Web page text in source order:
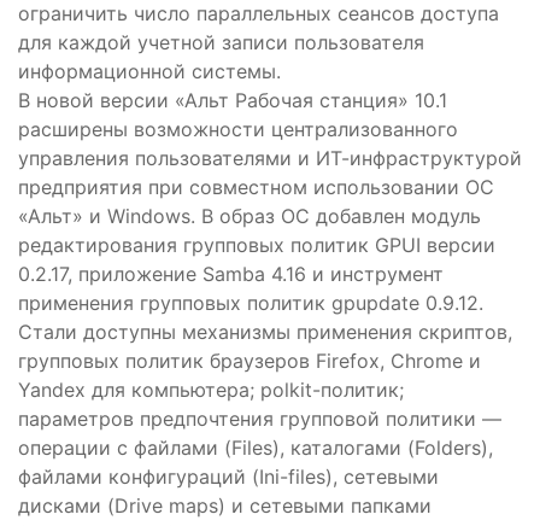
ограничить число параллельных сеансов доступа
для каждой учетной записи пользователя
информационной системы.
В новой версии «Альт Рабочая станция» 10.1
расширены возможности централизованного
управления пользователями и ИТ-инфраструктурой
предприятия при совместном использовании ОС
«Альт» и Windows. В образ ОС добавлен модуль
редактирования групповых политик GPUI версии
0.2.17, приложение Samba 4.16 и инструмент
применения групповых политик gpupdate 0.9.12.
Стали доступны механизмы применения скриптов,
групповых политик браузеров Firefox, Chrome и
Yandex для компьютера; polkit-политик;
параметров предпочтения групповой политики —
операции с файлами (Files), каталогами (Folders),
файлами конфигураций (Ini-files), сетевыми
дисками (Drive maps) и сетевыми папками